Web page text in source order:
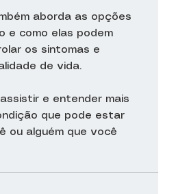
aborda as opções
e como elas podem
os sintomas e
de vida.
e entender mais
que pode estar
ou alguém que você